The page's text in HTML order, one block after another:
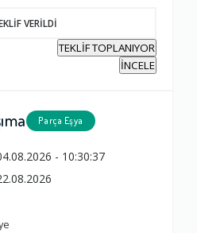
VERİLDİ
TEKLİF TOPLANIYOR
İNCELE
Parça Eşya
- 10:30:37